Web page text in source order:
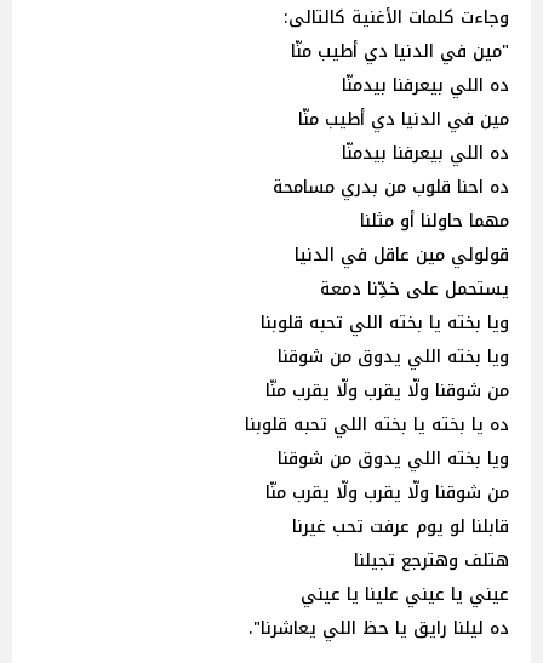
وجاءت كلمات الأغنية كالتالى:
"مين في الدنيا دي أطيب منّا
ده اللي بيعرفنا بيدمنّا
مين في الدنيا دي أطيب منّا
ده اللي بيعرفنا بيدمنّا
ده احنا قلوب من بدري مسامحة
مهما حاولنا أو مثلنا
قولولي مين عاقل في الدنيا
يستحمل على خدِّنا دمعة
ويا بخته يا بخته اللي تحبه قلوبنا
ويا بخته اللي يدوق من شوقنا
من شوقنا ولّا يقرب ولّا يقرب منّا
ده يا بخته يا بخته اللي تحبه قلوبنا
ويا بخته اللي يدوق من شوقنا
من شوقنا ولّا يقرب ولّا يقرب منّا
قابلنا لو يوم عرفت تحب غيرنا
هتلف وهترجع تجيلنا
عيني يا عيني علينا يا عيني
ده ليلنا رايق يا حظ اللي يعاشرنا".